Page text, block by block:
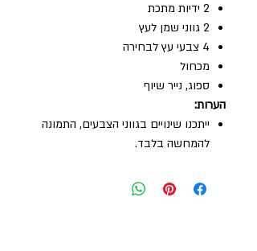
2 ידיות מתכת
2 גווני שמן לעץ
4 צבעי עץ לבחירה
מכחול
ספוג, נייר שיוף
הערות:
ייתכנו שינויים בגווני הצבעים, התמונה
להמחשה בלבד.